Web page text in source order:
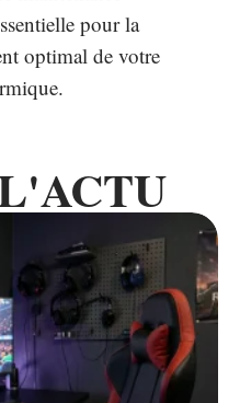
pour la
optimal de votre